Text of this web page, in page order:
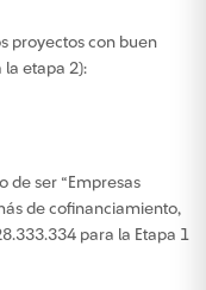
proyectos con buen
la etapa 2):
de ser “Empresas
de cofinanciamiento,
para la Etapa 1